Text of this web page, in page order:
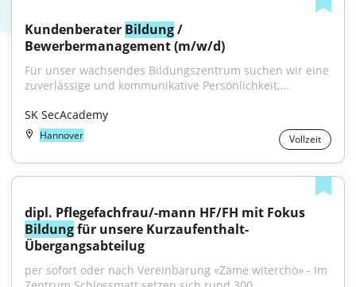
Kundenberater Bildung /
Bewerbermanagement (m/w/d)
Für unser wachsendes Bildungszentrum suchen wir eine
zuverlässige und kommunikative Persönlichkeit,...
SK SecAcademy
Hannover Vollzeit
Bildung für unsere Kurzaufenthalt-
Übergangsabteilug
per sofort oder nach Vereinbarung «Zäme witercho» - Im